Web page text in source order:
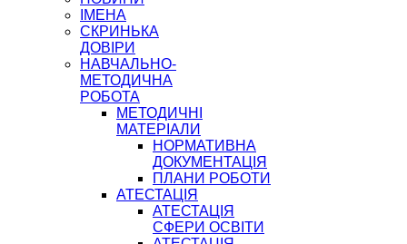
ІМЕНА
СКРИНЬКА
ДОВІРИ
НАВЧАЛЬНО-
МЕТОДИЧНА
РОБОТА
МЕТОДИЧНІ
МАТЕРІАЛИ
НОРМАТИВНА
ДОКУМЕНТАЦІЯ
ПЛАНИ РОБОТИ
АТЕСТАЦІЯ
АТЕСТАЦІЯ
СФЕРИ ОСВІТИ